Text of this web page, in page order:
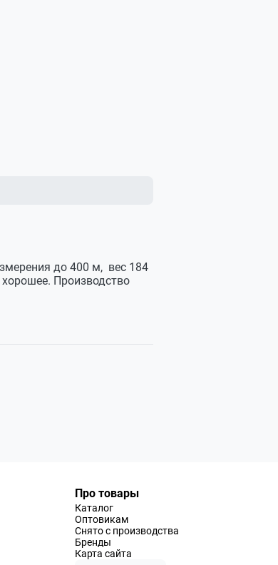
до 400 м, вес 184
хорошее. Производство
Про товары
Каталог
Оптовикам
Снято с производства
Бренды
Карта сайта